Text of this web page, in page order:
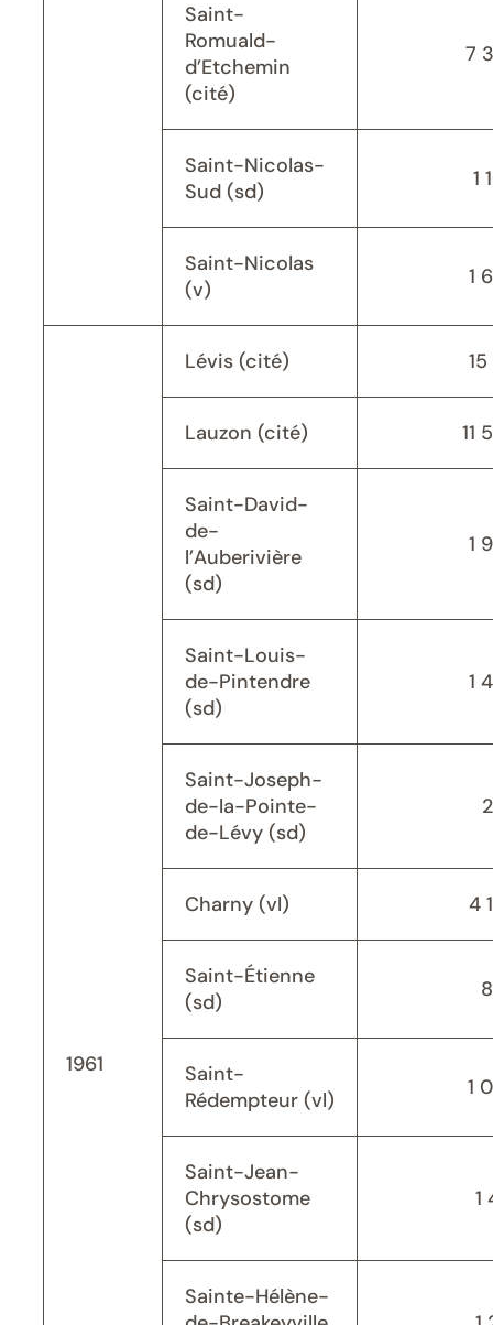
Saint-
Romuald-
d’Etchemin
(cité)
7
Saint-Nicolas-
Sud (sd)
1
Saint-Nicolas
(v)
1
1961
Lévis (cité) 15
Lauzon (cité) 11
Saint-David-
de-
l’Auberivière
(sd)
1
Saint-Louis-
de-Pintendre
(sd)
1
Saint-Joseph-
de-la-Pointe-
de-Lévy (sd)
Charny (vl) 4
Saint-Étienne
(sd)
Saint-
Rédempteur (vl)
1
Saint-Jean-
Chrysostome
(sd)
1
Sainte-Hélène-